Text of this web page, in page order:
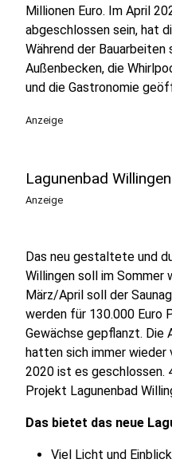
Millionen Euro. Im April
abgeschlossen sein, hat
Während der Bauarbeiten
Außenbecken, die
und die Gastronomie
Anzeige
Lagunenbad Willingen
Anzeige
Das neu gestaltete und
Willingen soll im Sommer
März/April soll der
werden für 130.000 Euro
Gewächse gepflanzt. Die
hatten sich immer
2020 ist es geschlossen.
Projekt Lagunenbad
Das bietet das neue
Viel Licht und